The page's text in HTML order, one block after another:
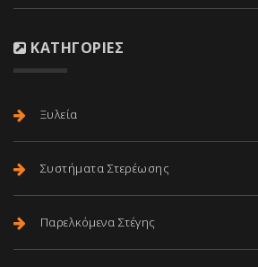
ΚΑΤΗΓΟΡΊΕΣ
Ξυλεία
Συστήματα Στερέωσης
Παρελκόμενα Στέγης